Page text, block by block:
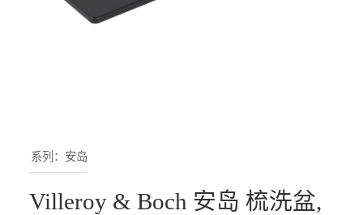
系列：安岛
Villeroy & Boch 安岛 梳洗盆,